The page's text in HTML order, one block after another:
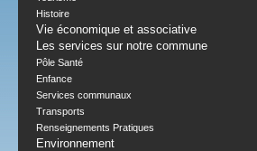
Histoire
Vie économique et associative
Les services sur notre commune
Pôle Santé
Enfance
Services communaux
Transports
Renseignements Pratiques
Environnement